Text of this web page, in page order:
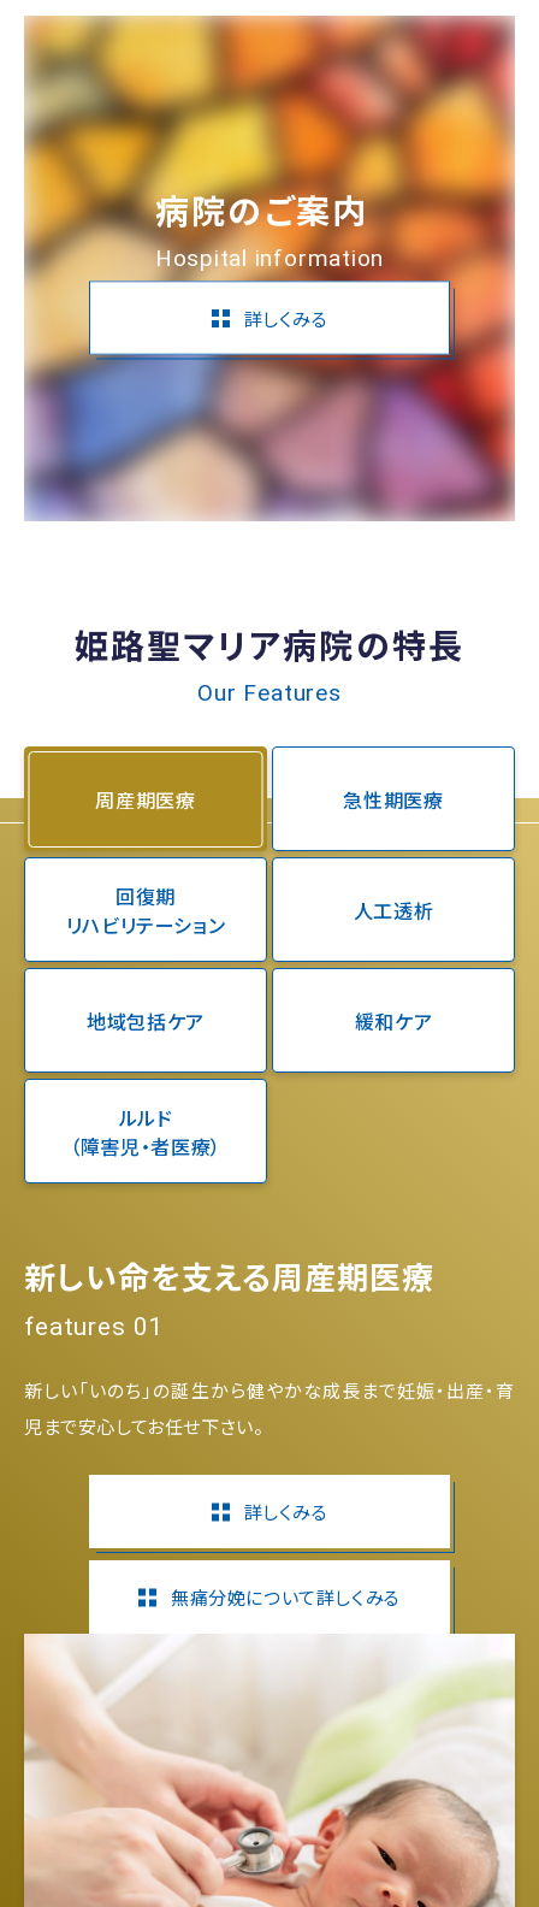
病院のご案内
Hospital information
詳しくみる
姫路聖マリア病院の特長
Our Features
周産期医療 急性期医療
回復期
リハビリテーション
人工透析
地域包括ケア 緩和ケア
ルルド
（障害児・者医療）
新しい命を支える周産期医療
features 01
新しい「いのち」の誕生から健やかな成長まで妊娠・出産・育
児まで安心してお任せ下さい。
詳しくみる
無痛分娩について詳しくみる